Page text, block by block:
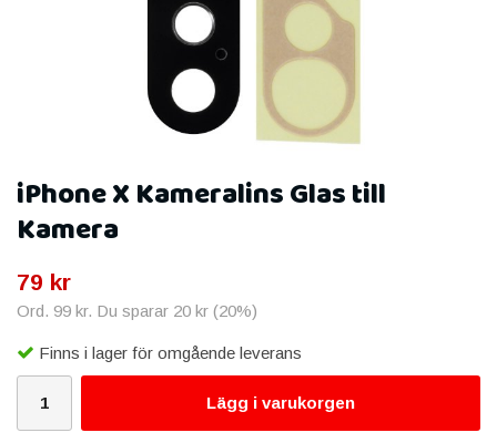
iPhone X Kameralins Glas till
Kamera
79 kr
Ord. 99 kr. Du sparar 20 kr (20%)
Finns i lager för omgående leverans
Lägg i varukorgen